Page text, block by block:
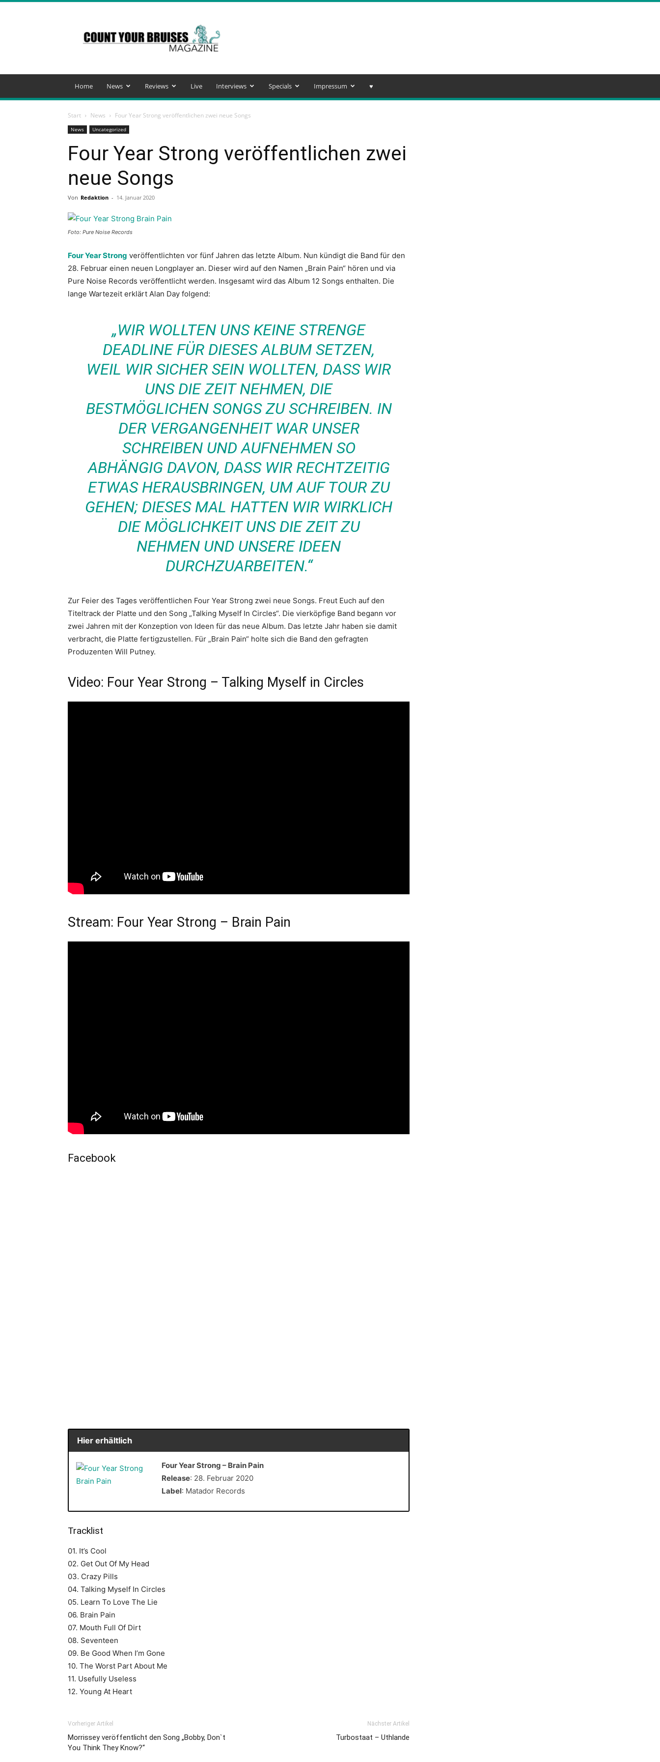
Your
Bruises
Magazine
Home News Reviews Live Interviews Specials Impressum ♥️
Start News Four Year Strong veröffentlichen zwei neue Songs
News Uncategorized
Four Year Strong veröffentlichen zwei
neue Songs
Von Redaktion - 14. Januar 2020
Foto: Pure Noise Records
Four Year Strong veröffentlichten vor fünf Jahren das letzte Album. Nun kündigt die Band für den
28. Februar einen neuen Longplayer an. Dieser wird auf den Namen „Brain Pain“ hören und via
Pure Noise Records veröffentlicht werden. Insgesamt wird das Album 12 Songs enthalten. Die
lange Wartezeit erklärt Alan Day folgend:
„WIR WOLLTEN UNS KEINE STRENGE
DEADLINE FÜR DIESES ALBUM SETZEN,
WEIL WIR SICHER SEIN WOLLTEN, DASS WIR
UNS DIE ZEIT NEHMEN, DIE
BESTMÖGLICHEN SONGS ZU SCHREIBEN. IN
DER VERGANGENHEIT WAR UNSER
SCHREIBEN UND AUFNEHMEN SO
ABHÄNGIG DAVON, DASS WIR RECHTZEITIG
ETWAS HERAUSBRINGEN, UM AUF TOUR ZU
GEHEN; DIESES MAL HATTEN WIR WIRKLICH
DIE MÖGLICHKEIT UNS DIE ZEIT ZU
NEHMEN UND UNSERE IDEEN
DURCHZUARBEITEN.“
Zur Feier des Tages veröffentlichen Four Year Strong zwei neue Songs. Freut Euch auf den
Titeltrack der Platte und den Song „Talking Myself In Circles“. Die vierköpfige Band begann vor
zwei Jahren mit der Konzeption von Ideen für das neue Album. Das letzte Jahr haben sie damit
verbracht, die Platte fertigzustellen. Für „Brain Pain“ holte sich die Band den gefragten
Produzenten Will Putney.
Video: Four Year Strong – Talking Myself in Circles
Stream: Four Year Strong – Brain Pain
Facebook
Hier erhältlich
Four Year Strong – Brain Pain
Release: 28. Februar 2020
Label: Matador Records
Tracklist
01. It’s Cool
02. Get Out Of My Head
03. Crazy Pills
04. Talking Myself In Circles
05. Learn To Love The Lie
06. Brain Pain
07. Mouth Full Of Dirt
08. Seventeen
09. Be Good When I’m Gone
10. The Worst Part About Me
11. Usefully Useless
12. Young At Heart
Vorheriger Artikel
Morrissey veröffentlicht den Song „Bobby, Don`t
You Think They Know?“
Nächster Artikel
Turbostaat – Uthlande